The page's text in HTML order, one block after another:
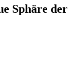
Sphäre der